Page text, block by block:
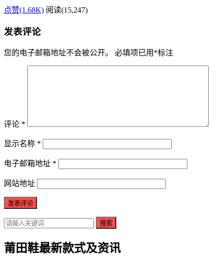
点赞(1.68K) 阅读(15,247)
发表评论
您的电子邮箱地址不会被公开。 必填项已用 *标注
评论 *
显示名称 *
电子邮箱地址 *
网站地址
搜索
莆田鞋最新款式及资讯